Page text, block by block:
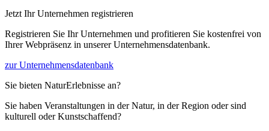
Jetzt Ihr Unternehmen registrieren
Registrieren Sie Ihr Unternehmen und profitieren Sie kostenfrei von
Ihrer Webpräsenz in unserer Unternehmensdatenbank.
zur Unternehmensdatenbank
Sie bieten NaturErlebnisse an?
Sie haben Veranstaltungen in der Natur, in der Region oder sind
kulturell oder Kunstschaffend?